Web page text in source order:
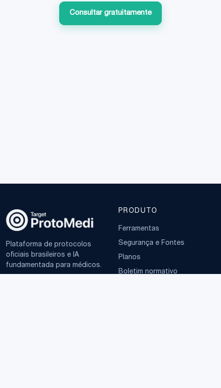
Consultar gratuitamente
Plataforma de protocolos
oficiais brasileiros e IA
fundamentada para médicos.
PRODUTO
Ferramentas
Segurança e Fontes
Planos
Boletim normativo